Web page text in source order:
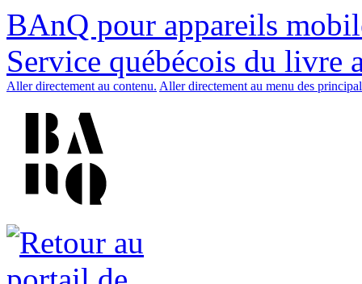
BAnQ pour appareils
Service québécois du livre
Aller directement au contenu. Aller directement au menu des